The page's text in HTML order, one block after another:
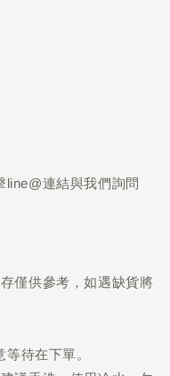
連結與我們詢問
僅供參考，如遇缺貨將
待在下單。